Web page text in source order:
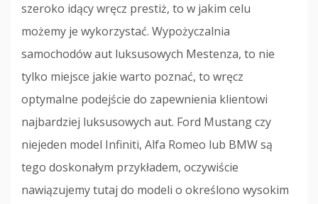
szeroko idący wręcz prestiż, to w jakim celu
możemy je wykorzystać. Wypożyczalnia
samochodów aut luksusowych Mestenza, to nie
tylko miejsce jakie warto poznać, to wręcz
optymalne podejście do zapewnienia klientowi
najbardziej luksusowych aut. Ford Mustang czy
niejeden model Infiniti, Alfa Romeo lub BMW są
tego doskonałym przykładem, oczywiście
nawiązujemy tutaj do modeli o określono wysokim